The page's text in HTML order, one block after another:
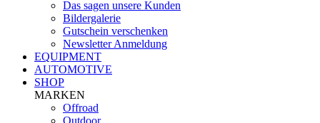
Das sagen unsere Kunden
Bildergalerie
Gutschein verschenken
Newsletter Anmeldung
EQUIPMENT
AUTOMOTIVE
SHOP
MARKEN
Offroad
Outdoor